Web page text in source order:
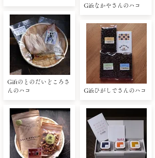
Giftのとのだいどころさ
んのハコ
Giftなかやさんのハコ
Giftひがしでさんのハコ